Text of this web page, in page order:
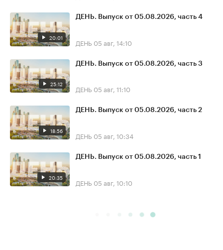
20:01
ДЕНЬ. Выпуск от 05.08.2026, часть 4
ДЕНЬ 05 авг, 14:10
25:12
ДЕНЬ. Выпуск от 05.08.2026, часть 3
ДЕНЬ 05 авг, 11:10
18:56
ДЕНЬ. Выпуск от 05.08.2026, часть 2
ДЕНЬ 05 авг, 10:34
20:35
ДЕНЬ. Выпуск от 05.08.2026, часть 1
ДЕНЬ 05 авг, 10:10